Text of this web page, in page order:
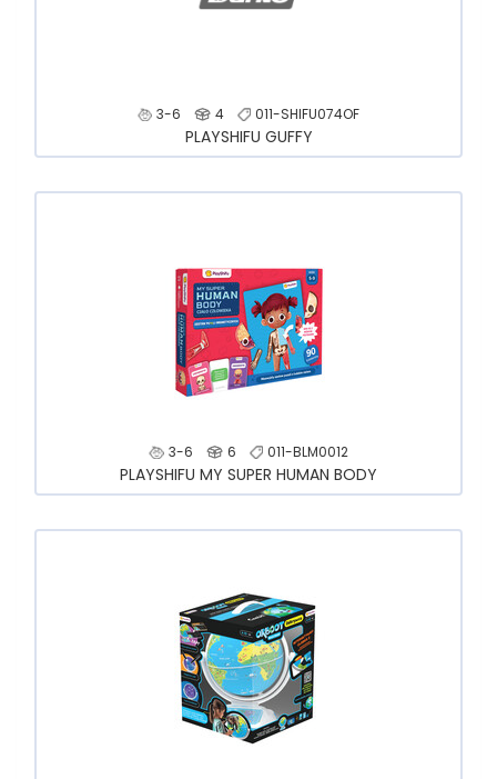
3-6 4 011-SHIFU074OF
PLAYSHIFU GUFFY
3-6 6 011-BLM0012
PLAYSHIFU MY SUPER HUMAN BODY